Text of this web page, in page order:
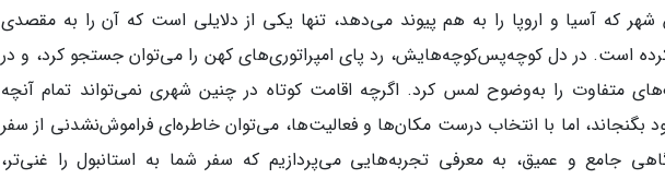
که آسیا و اروپا را به هم پیوند می‌دهد، تنها یکی از دلایلی است که آن را به مقصدی
است. در دل کوچه‌پس‌کوچه‌هایش، رد پای امپراتوری‌های کهن را می‌توان جستجو کرد، و در
متفاوت را به‌وضوح لمس کرد. اگرچه اقامت کوتاه در چنین شهری نمی‌تواند تمام آنچه
بگنجاند، اما با انتخاب درست مکان‌ها و فعالیت‌ها، می‌توان خاطره‌ای فراموش‌نشدنی از سفر
جامع و عمیق، به معرفی تجربه‌هایی می‌پردازیم که سفر شما به استانبول را غنی‌تر،